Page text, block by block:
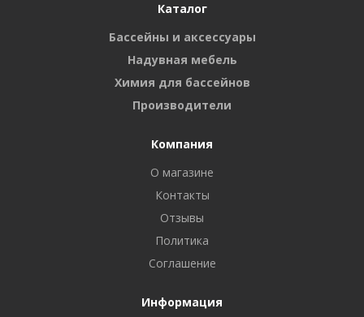
Каталог
Бассейны и аксессуары
Надувная мебель
Химия для бассейнов
Производители
Компания
О магазине
Контакты
Отзывы
Политика
Соглашение
Информация